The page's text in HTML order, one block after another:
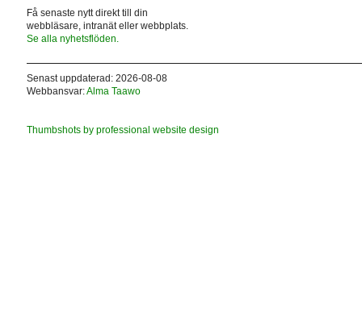
Få senaste nytt direkt till din
webbläsare, intranät eller webbplats.
Se alla nyhetsflöden.
Senast uppdaterad: 2026-08-08
Webbansvar:Alma Taawo
Thumbshots by professional website design